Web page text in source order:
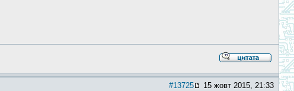
#13725 15 жовт 2015, 21:33